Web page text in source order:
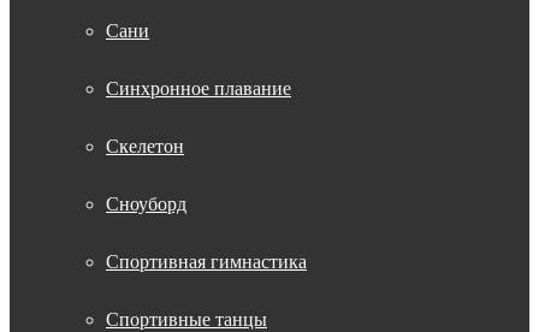
Сани
Синхронное плавание
Скелетон
Сноуборд
Спортивная гимнастика
Спортивные танцы